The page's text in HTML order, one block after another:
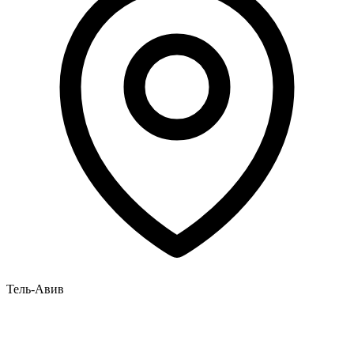
Тель-Авив